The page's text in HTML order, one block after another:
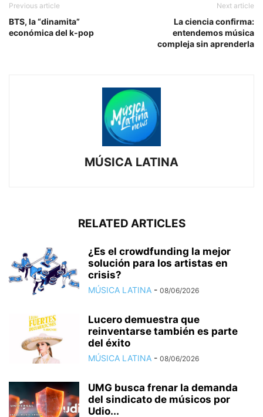
Previous article
BTS, la “dinamita”
económica del k-pop
Next article
La ciencia confirma:
entendemos música
compleja sin aprenderla
MÚSICA LATINA
RELATED ARTICLES
¿Es el crowdfunding la mejor
solución para los artistas en
crisis?
MÚSICA LATINA - 08/06/2026
Lucero demuestra que
reinventarse también es parte
del éxito
MÚSICA LATINA - 08/06/2026
UMG busca frenar la demanda
del sindicato de músicos por
Udio...